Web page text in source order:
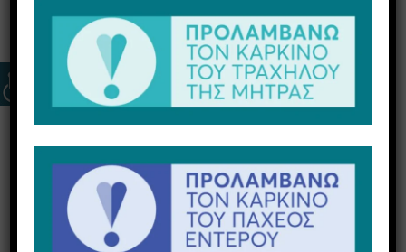
Εξετάσεις ούρων
Οι εξετάσεις ούρων είναι πιο κοινές αναλύσεις
στο απαραίτητο ετήσιο check up και αυτό γιατί
τα ούρα παρέχουν ένα σύνολο σημαντικών
πληροφοριών για τον οργανισμό. Πολλά τεστ
γίνονται στο εργαστήριο. Για παράδειγμα η
παρουσία σακχάρου υποδηλώνει διαβήτη, η
παρουσία πρωτεΐνης ή αίματος υποδηλώνει
νόσους των νεφρών.